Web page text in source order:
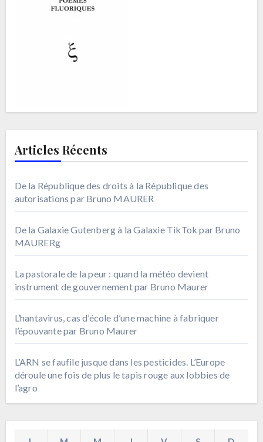
Articles Récents
De la République des droits à la République des
autorisations par Bruno MAURER
De la Galaxie Gutenberg à la Galaxie TikTok par Bruno
MAURERg
La pastorale de la peur : quand la météo devient
instrument de gouvernement par Bruno Maurer
L’hantavirus, cas d’école d’une machine à fabriquer
l’épouvante par Bruno Maurer
L’ARN se faufile jusque dans les pesticides. L’Europe
déroule une fois de plus le tapis rouge aux lobbies de
l’agro